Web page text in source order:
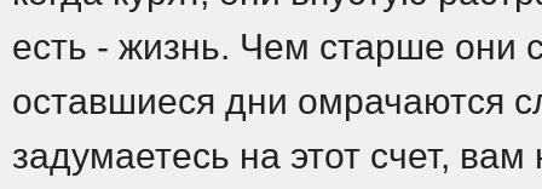
есть - жизнь. Чем старше они
оставшиеся дни омрачаются
задумаетесь на этот счет,